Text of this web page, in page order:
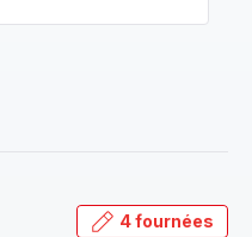
4 fournées